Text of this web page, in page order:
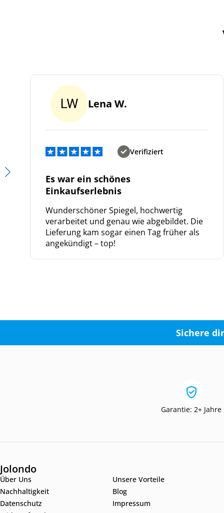
Lena W.
Verifiziert
Es war ein schönes
Einkaufserlebnis
Wunderschöner Spiegel, hochwertig
verarbeitet und genau wie abgebildet. Die
Lieferung kam sogar einen Tag früher als
angekündigt – top!
Sichere
Garantie: 2+ Jahre
Jolondo
Über Uns
Unsere Vorteile
Nachhaltigkeit
Blog
Datenschutz
Impressum